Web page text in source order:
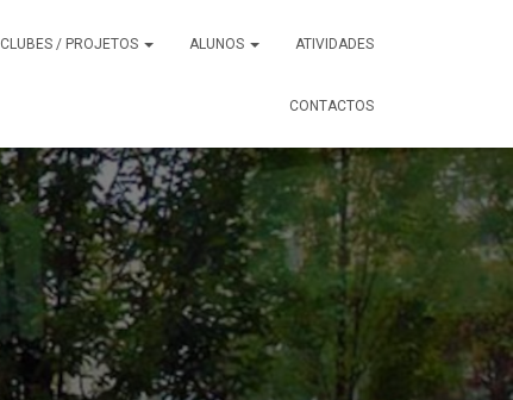
CLUBES / PROJETOS ALUNOS ATIVIDADES
CONTACTOS